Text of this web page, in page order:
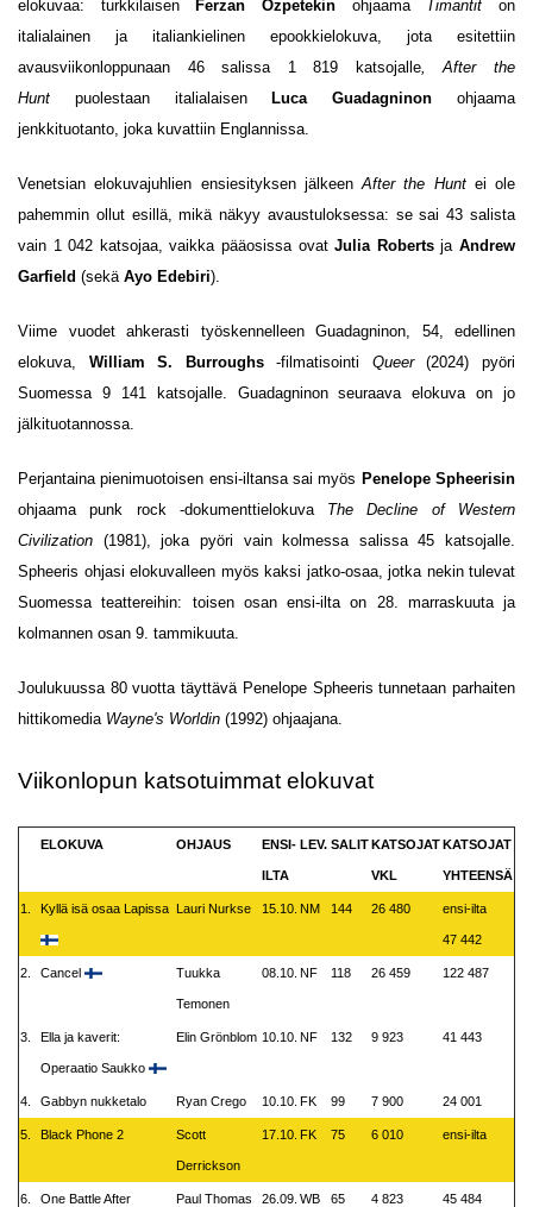
elokuvaa: turkkilaisen Ferzan Özpetekin ohjaama Timantit on
italialainen ja italiankielinen epookkielokuva, jota esitettiin
avausviikonloppunaan 46 salissa 1 819 katsojalle,After the
Hunt puolestaan italialaisenLuca Guadagninonohjaama
jenkkituotanto, joka kuvattiin Englannissa.
Venetsian elokuvajuhlien ensiesityksen jälkeen After the Huntei ole
pahemmin ollut esillä, mikä näkyy avaustuloksessa: se sai 43 salista
vain 1 042 katsojaa, vaikka pääosissa ovatJulia RobertsjaAndrew
Garfield (sekä Ayo Edebiri).
Viime vuodet ahkerasti työskennelleen Guadagninon, 54, edellinen
elokuva, William S. Burroughs-filmatisointi Queer(2024) pyöri
Suomessa 9 141 katsojalle. Guadagninon seuraava elokuva on jo
jälkituotannossa.
Perjantaina pienimuotoisen ensi-iltansa sai myös Penelope Spheerisin
ohjaama punk rock -dokumenttielokuva The Decline of Western
Civilization (1981), joka pyöri vain kolmessa salissa 45 katsojalle.
Spheeris ohjasi elokuvalleen myös kaksi jatko-osaa, jotka nekin tulevat
Suomessa teattereihin: toisen osan ensi-ilta on 28. marraskuuta ja
kolmannen osan 9. tammikuuta.
Joulukuussa 80 vuotta täyttävä Penelope Spheeris tunnetaan parhaiten
hittikomedia Wayne's Worldin (1992) ohjaajana.
Viikonlopun katsotuimmat elokuvat
ELOKUVA OHJAUS ENSI-
ILTA
LEV. SALITKATSOJAT
VKL
KATSOJAT
YHTEENSÄ
1. Kyllä isä osaa Lapissa Lauri Nurkse 15.10. NM 144 26 480 ensi-ilta
47 442
2. Cancel Tuukka
Temonen
08.10. NF 118 26 459 122 487
3. Ella ja kaverit:
Operaatio Saukko
Elin Grönblom 10.10. NF 132 9 923 41 443
4. Gabbyn nukketalo Ryan Crego 10.10. FK 99 7 900 24 001
5. Black Phone 2 Scott
Derrickson
17.10. FK 75 6 010 ensi-ilta
6. One Battle After Paul Thomas 26.09. WB 65 4 823 45 484